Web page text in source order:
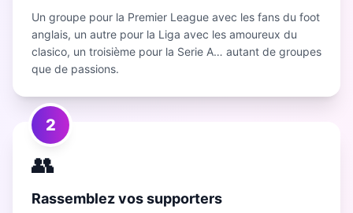
Un groupe pour la Premier League avec les fans du foot
anglais, un autre pour la Liga avec les amoureux du
clasico, un troisième pour la Serie A… autant de groupes
que de passions.
2
👥
Rassemblez vos supporters